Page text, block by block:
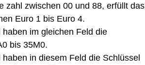
zahl zwischen 00 und 88, erfüllt das
Euro 1 bis Euro 4.
haben im gleichen Feld die
bis 35M0.
haben in diesem Feld die Schlüssel